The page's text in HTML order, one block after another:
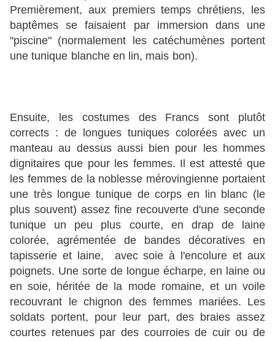
Premièrement, aux premiers temps chrétiens, les
baptêmes se faisaient par immersion dans une
"piscine" (normalement les catéchumènes portent
une tunique blanche en lin, mais bon).
Ensuite, les costumes des Francs sont plutôt
corrects : de longues tuniques colorées avec un
manteau au dessus aussi bien pour les hommes
dignitaires que pour les femmes. Il est attesté que
les femmes de la noblesse mérovingienne portaient
une très longue tunique de corps en lin blanc (le
plus souvent) assez fine recouverte d'une seconde
tunique un peu plus courte, en drap de laine
colorée, agrémentée de bandes décoratives en
tapisserie et laine, avec soie à l'encolure et aux
poignets. Une sorte de longue écharpe, en laine ou
en soie, héritée de la mode romaine, et un voile
recouvrant le chignon des femmes mariées. Les
soldats portent, pour leur part, des braies assez
courtes retenues par des courroies de cuir ou de